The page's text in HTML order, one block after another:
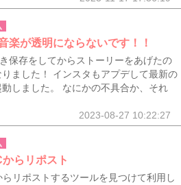
楽が透明にならないです！！
保存をしてからストーリーをあげたの
ました！ インスタもアプデして最新の
しました。 なにかの不具合か、それ
2023-08-27 10:22:27
らリポスト
リポストするツールを見つけて利用し